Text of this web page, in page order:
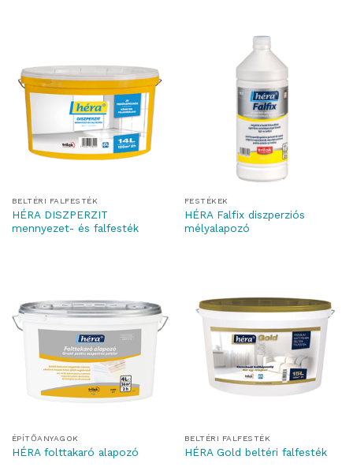
BELTÉRI FALFESTÉK
HÉRA DISZPERZIT
mennyezet- és falfesték
FESTÉKEK
HÉRA Falfix diszperziós
mélyalapozó
ÉPÍTŐANYAGOK
HÉRA folttakaró alapozó
BELTÉRI FALFESTÉK
HÉRA Gold beltéri falfesték